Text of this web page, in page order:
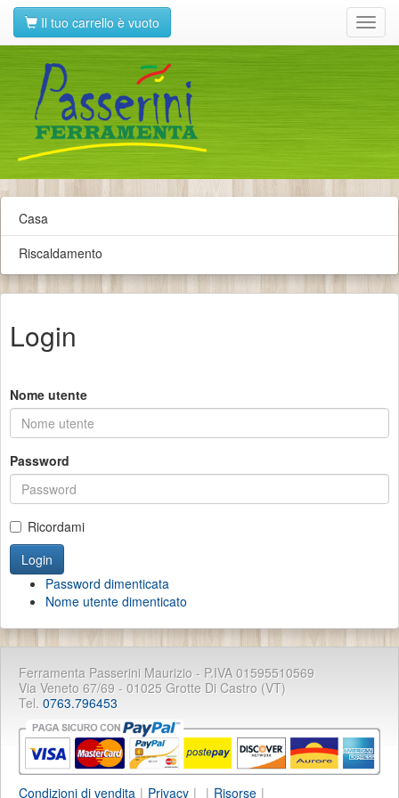
Il tuo carrello è vuoto
Casa
Riscaldamento
Login
Nome utente
Password
Ricordami
Password dimenticata
Nome utente dimenticato
Ferramenta Passerini Maurizio - P.IVA 01595510569
Via Veneto 67/69 - 01025 Grotte Di Castro (VT)
Tel. 0763.796453
Condizioni di vendita | Privacy | | Risorse |